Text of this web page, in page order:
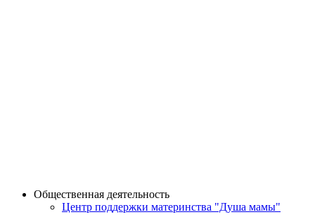
Общественная деятельность
Центр поддержки материнства "Душа мамы"